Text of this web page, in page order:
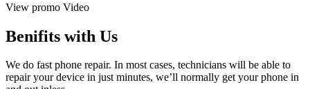
View promo Video
Benifits with Us
We do fast phone repair. In most cases, technicians will be able to
repair your device in just minutes, we’ll normally get your phone in